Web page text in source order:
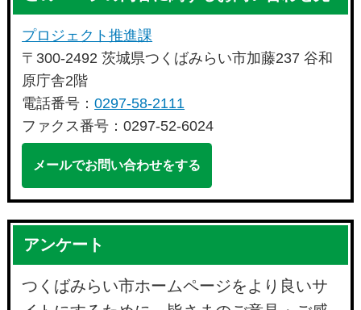
プロジェクト推進課
〒300-2492 茨城県つくばみらい市加藤237 谷和
原庁舎2階
電話番号：0297-58-2111
ファクス番号：0297-52-6024
メールでお問い合わせをする
アンケート
つくばみらい市ホームページをより良いサ